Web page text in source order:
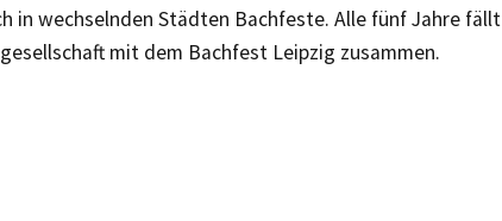
in wechselnden Städten Bachfeste. Alle fünf Jahre fällt
mit dem Bachfest Leipzig zusammen.